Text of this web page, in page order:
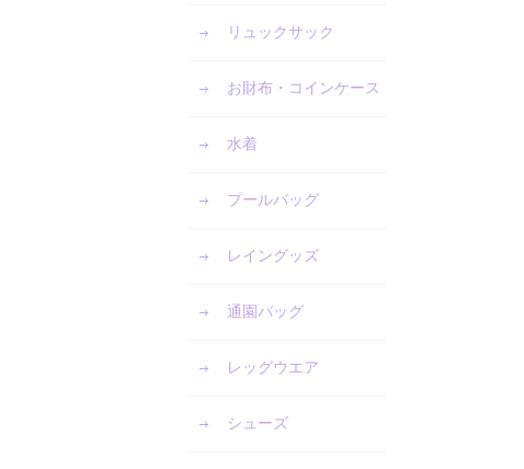
リュックサック
お財布・コインケース
水着
プールバッグ
レイングッズ
通園バッグ
レッグウエア
シューズ